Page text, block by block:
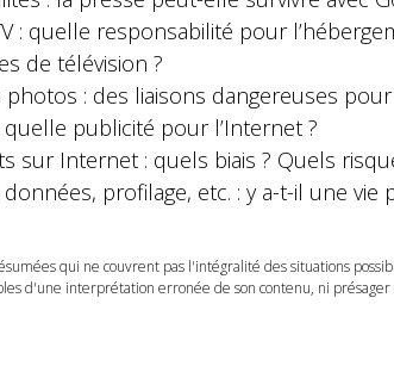
: quelle responsabilité pour
de télévision ?
: des liaisons dangereuses
quelle publicité pour l’Internet ?
sur Internet : quels biais ? Quels
profilage, etc. : y a-t-il une vie
qui ne couvrent pas l'intégralité des situations
d'une interprétation erronée de son contenu, ni présager